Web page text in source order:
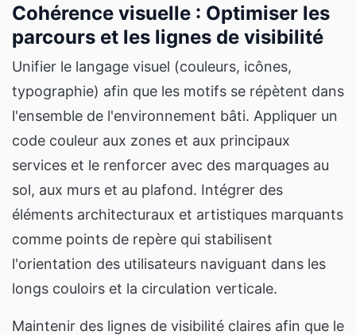
Cohérence visuelle : Optimiser les
parcours et les lignes de visibilité
Unifier le langage visuel (couleurs, icônes,
typographie) afin que les motifs se répètent dans
l'ensemble de l'environnement bâti. Appliquer un
code couleur aux zones et aux principaux
services et le renforcer avec des marquages au
sol, aux murs et au plafond. Intégrer des
éléments architecturaux et artistiques marquants
comme points de repère qui stabilisent
l'orientation des utilisateurs naviguant dans les
longs couloirs et la circulation verticale.
Maintenir des lignes de visibilité claires afin que le